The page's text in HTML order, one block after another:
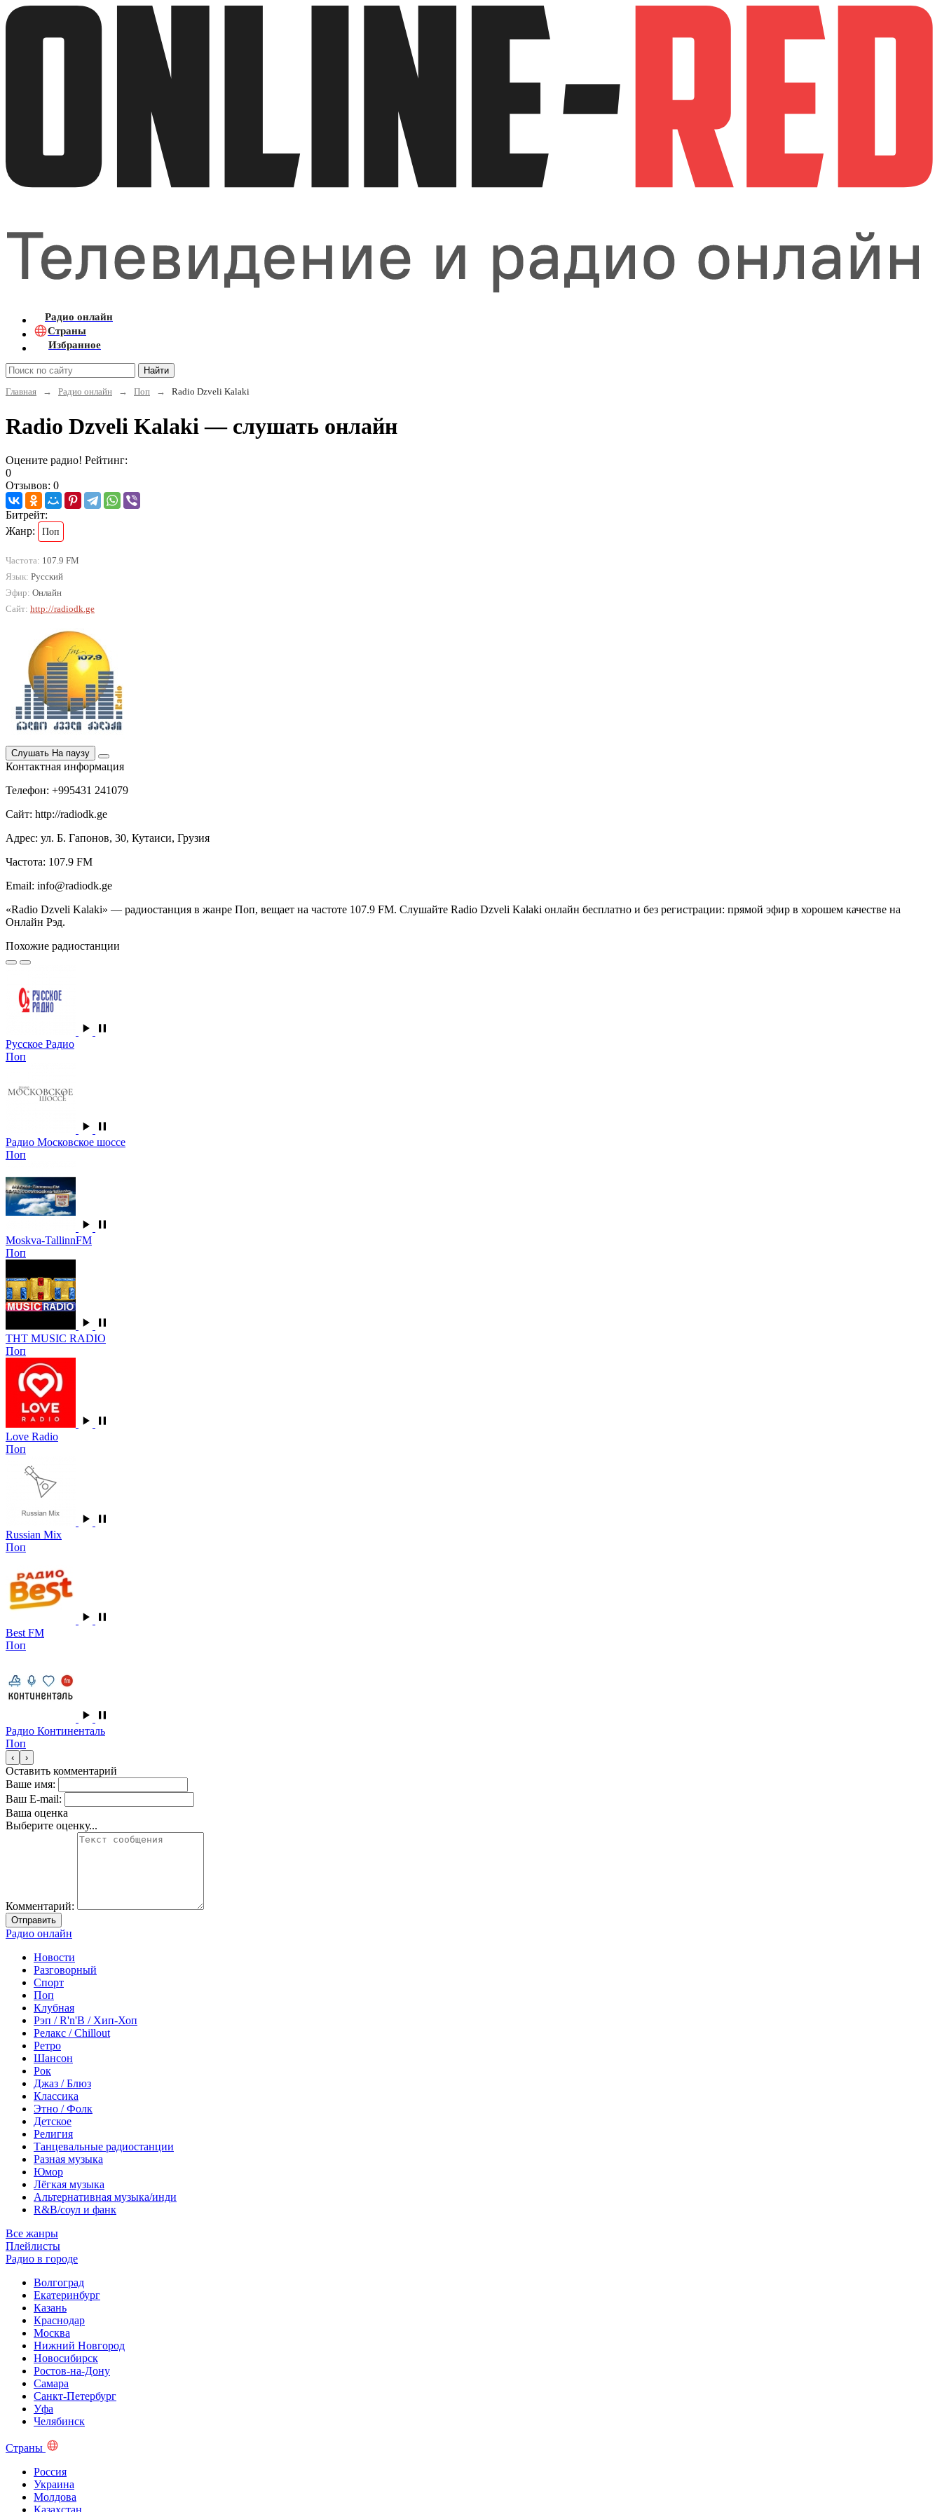
Радио онлайн
Страны
Избранное
Найти
Главная
→ Радио онлайн → Поп → Radio Dzveli Kalaki
Radio Dzveli Kalaki — слушать онлайн
Оцените радио! Рейтинг:
0
Отзывов: 0
Битрейт:
Жанр:
Поп
Частота: 107.9 FM
Язык: Русский
Эфир: Онлайн
Сайт: http://radiodk.ge
Слушать На паузу
Контактная информация
Телефон: +995431 241079
Сайт: http://radiodk.ge
Адрес: ул. Б. Гапонов, 30, Кутаиси, Грузия
Частота: 107.9 FM
Email: info@radiodk.ge
«Radio Dzveli Kalaki» — радиостанция в жанре Поп, вещает на частоте 107.9 FM. Слушайте Radio Dzveli Kalaki онлайн бесплатно и без регистрации: прямой эфир в хорошем качестве на
Онлайн Рэд.
Похожие радиостанции
Русское Радио
Поп
Радио Московское шоссе
Поп
Moskva-TallinnFM
Поп
ТНТ MUSIC RADIO
Поп
Love Radio
Поп
Russian Mix
Поп
Best FM
Поп
Радио Континенталь
Поп
‹ ›
Оставить комментарий
Ваше имя:
Ваш E-mail:
Ваша оценка
Выберите оценку...
Комментарий:
Отправить
Радио онлайн
Новости
Разговорный
Спорт
Поп
Клубная
Рэп / R'n'B / Хип-Хоп
Релакс / Chillout
Ретро
Шансон
Рок
Джаз / Блюз
Классика
Этно / Фолк
Детское
Религия
Танцевальные радиостанции
Разная музыка
Юмор
Лёгкая музыка
Альтернативная музыка/инди
R&B/cоул и фанк
Все жанры
Плейлисты
Радио в городе
Волгоград
Екатеринбург
Казань
Краснодар
Москва
Нижний Новгород
Новосибирск
Ростов-на-Дону
Самара
Санкт-Петербург
Уфа
Челябинск
Страны
Россия
Украина
Молдова